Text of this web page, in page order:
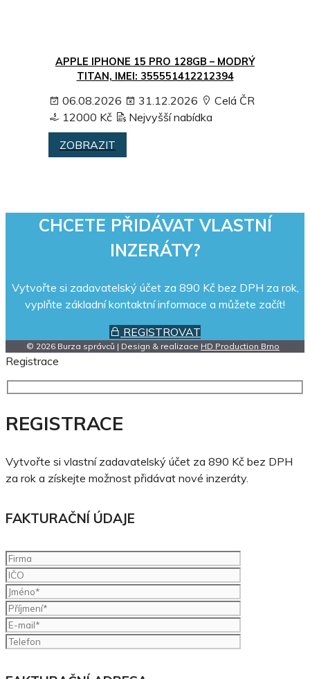
APPLE IPHONE 15 PRO 128GB – MODRÝ
TITAN, IMEI: 355551412212394
06.08.2026 31.12.2026
Celá ČR
12000 Kč
Nejvyšší nabídka
ZOBRAZIT
CHCETE PŘIDÁVAT VLASTNÍ
INZERÁTY?
Vytvořte si zadavatelský účet za 890 Kč bez DPH za rok,
vyplňte základní kontaktní informace a můžete začít!
REGISTROVAT
© 2026 Burza správců | Design & realizace HD Production Brno
Registrace
REGISTRACE
Vytvořte si vlastní zadavatelský účet za 890 Kč bez DPH
za rok a získejte možnost přidávat nové inzeráty.
FAKTURAČNÍ ÚDAJE